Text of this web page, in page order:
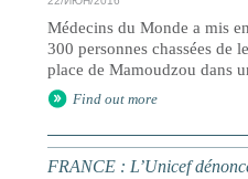
Médecins du Monde a mis
300 personnes chassées de
place de Mamoudzou dans
Find out more
FRANCE : L’Unicef